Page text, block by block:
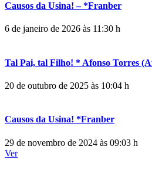
Causos da Usina! – *Franber
6 de janeiro de 2026 às 11:30 h
Tal Pai, tal Filho! * Afonso Torres
20 de outubro de 2025 às 10:04 h
Causos da Usina! *Franber
29 de novembro de 2024 às 09:03 h
Ver